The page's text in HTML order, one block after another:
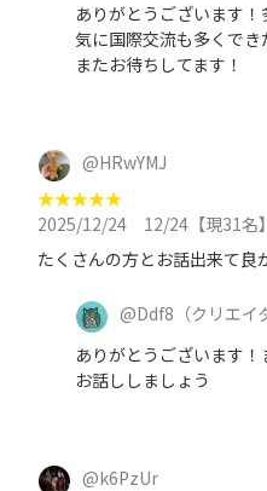
ありがとうございます
気に国際交流も多くでき
またお待ちしてます！
@HRwYMJ
★★★★★
2025/12/24
12/24【現31名】クリスマスイブで
たくさんの方とお話出来て良
@Ddf8 （クリエイ
ありがとうございます
お話ししましょう
@k6PzUr